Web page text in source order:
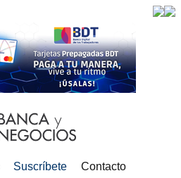
Suscríbete Contacto